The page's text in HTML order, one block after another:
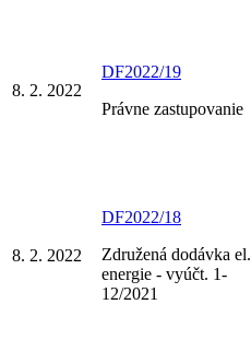
8. 2. 2022
DF2022/19
Právne zastupovanie
8. 2. 2022
DF2022/18
Združená dodávka el.
energie - vyúčt. 1-
12/2021